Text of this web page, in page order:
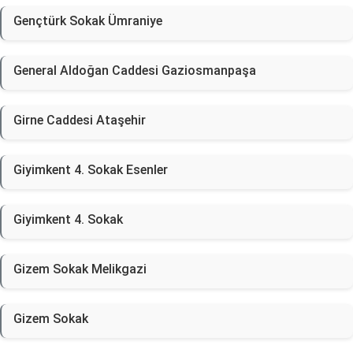
Gençtürk Sokak Ümraniye
General Aldoğan Caddesi Gaziosmanpaşa
Girne Caddesi Ataşehir
Giyimkent 4. Sokak Esenler
Giyimkent 4. Sokak
Gizem Sokak Melikgazi
Gizem Sokak